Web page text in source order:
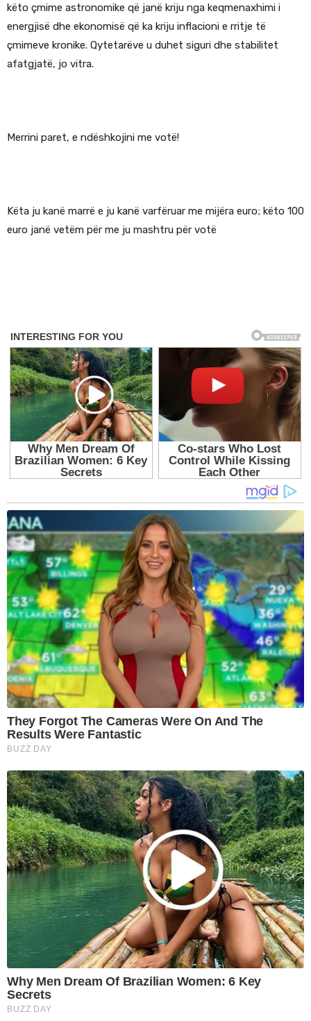
këto çmime astronomike që janë kriju nga keqmenaxhimi i
energjisë dhe ekonomisë që ka kriju inflacioni e rritje të
çmimeve kronike. Qytetarëve u duhet siguri dhe stabilitet
afatgjatë, jo vitra.
Merrini paret, e ndëshkojini me votë!
Këta ju kanë marrë e ju kanë varfëruar me mijëra euro; këto 100
euro janë vetëm për me ju mashtru për votë